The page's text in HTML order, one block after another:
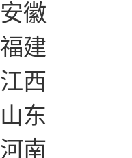
安徽
福建
江西
山东
河南